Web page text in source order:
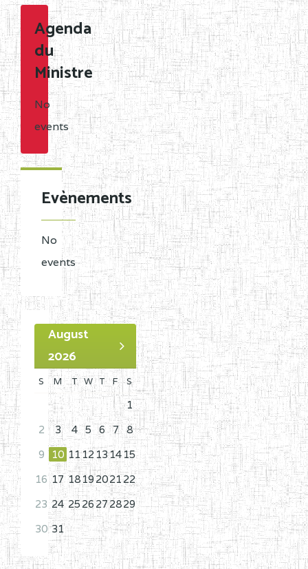
Agenda
du
Ministre
No
events
Evènements
No
events
August
2026
S M T W T F S
1
2
3 4 5 6 7 8
9
10 11 121314 15
16 17 18 19202122
23 24 25 26272829
30 31